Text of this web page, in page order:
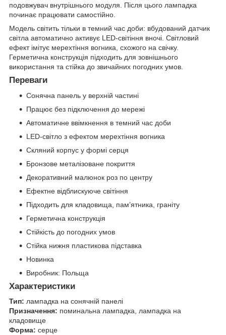
подовжувач внутрішнього модуля. Після цього лампадка
починає працювати самостійно.
Модель світить тільки в темний час доби: вбудований датчик
світла автоматично активує LED-світіння вночі. Світловий
ефект імітує мерехтіння вогника, схожого на свічку.
Герметична конструкція підходить для зовнішнього
використання та стійка до звичайних погодних умов.
Переваги
Сонячна панель у верхній частині
Працює без підключення до мережі
Автоматичне ввімкнення в темний час доби
LED-світло з ефектом мерехтіння вогника
Скляний корпус у формі серця
Бронзове металізоване покриття
Декоративний малюнок роз по центру
Ефектне відблискуюче світіння
Підходить для кладовища, пам’ятника, граніту
Герметична конструкція
Стійкість до погодних умов
Стійка нижня пластикова підставка
Новинка
Виробник: Польща
Характеристики
Тип: лампадка на сонячній панелі
Призначення: поминальна лампадка, лампадка на
кладовище
Форма: серце